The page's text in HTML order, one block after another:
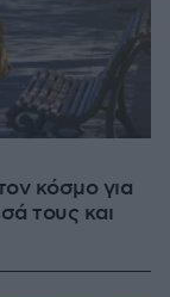
κόσμο για
τους και